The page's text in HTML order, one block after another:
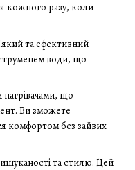
кожного разу, коли
та ефективний
води, що
що
Ви зможете
комфортом без зайвих
та стилю. Цей